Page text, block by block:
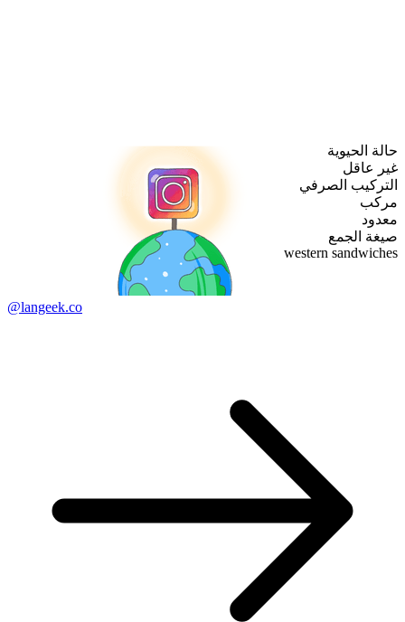
حالة الحيوية
غير عاقل
التركيب الصرفي
مركب
معدود
صيغة الجمع
western sandwiches
@langeek.co